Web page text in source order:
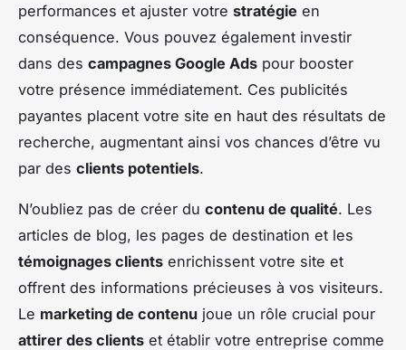
performances et ajuster votre stratégie en
conséquence. Vous pouvez également investir
dans des campagnes Google Ads pour booster
votre présence immédiatement. Ces publicités
payantes placent votre site en haut des résultats de
recherche, augmentant ainsi vos chances d’être vu
par des clients potentiels.
N’oubliez pas de créer du contenu de qualité. Les
articles de blog, les pages de destination et les
témoignages clients enrichissent votre site et
offrent des informations précieuses à vos visiteurs.
Le marketing de contenu joue un rôle crucial pour
attirer des clients et établir votre entreprise comme